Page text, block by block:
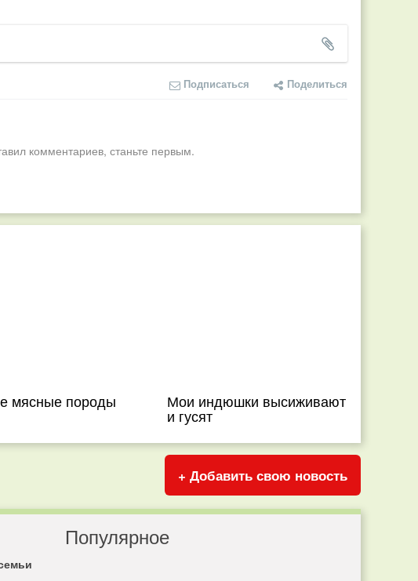
Подписаться Поделиться
комментариев, станьте первым.
мясные породы Мои индюшки высиживают
и гусят
+ Добавить свою новость
Популярное